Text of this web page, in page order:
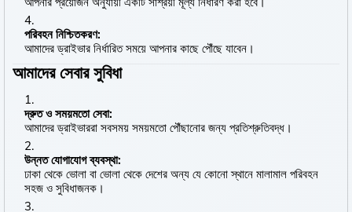
পরিবহন নিশ্চিতকরণ:
আমাদের ড্রাইভার নির্ধারিত সময়ে আপনার কাছে পৌঁছে যাবেন।
আমাদের সেবার সুবিধা
দ্রুত ও সময়মতো সেবা:
আমাদের ড্রাইভাররা সবসময় সময়মতো পৌঁছানোর জন্য প্রতিশ্রুতিবদ্ধ।
উন্নত যোগাযোগ ব্যবস্থা:
ঢাকা থেকে ভোলা বা ভোলা থেকে দেশের অন্য যে কোনো স্থানে মালামাল পরিবহন
সহজ ও সুবিধাজনক।